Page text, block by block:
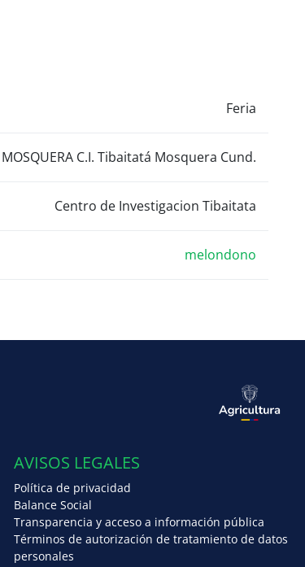
Feria
C.I. Tibaitatá Mosquera Cund.
Centro de Investigacion Tibaitata
melondono
AVISOS LEGALES
Política de privacidad
Balance Social
Transparencia y acceso a información pública
Términos de autorización de tratamiento de datos
personales